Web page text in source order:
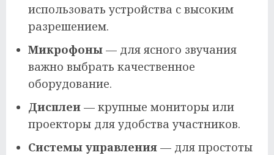
использовать устройства с высоким
разрешением.
Микрофоны — для ясного звучания
важно выбрать качественное
оборудование.
Дисплеи — крупные мониторы или
проекторы для удобства участников.
Системы управления — для простоты